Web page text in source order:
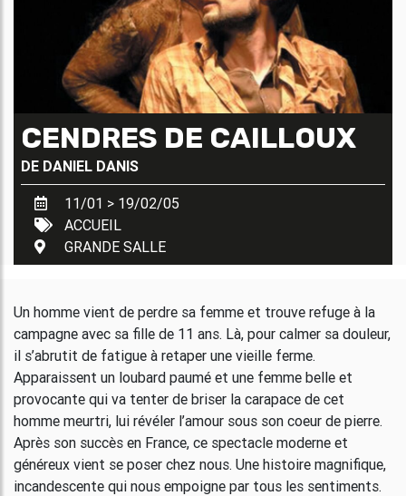
CENDRES DE CAILLOUX
DE DANIEL DANIS
11/01 > 19/02/05
ACCUEIL
GRANDE SALLE
Un homme vient de perdre sa femme et trouve refuge à la
campagne avec sa fille de 11 ans. Là, pour calmer sa douleur,
il s’abrutit de fatigue à retaper une vieille ferme.
Apparaissent un loubard paumé et une femme belle et
provocante qui va tenter de briser la carapace de cet
homme meurtri, lui révéler l’amour sous son coeur de pierre.
Après son succès en France, ce spectacle moderne et
généreux vient se poser chez nous. Une histoire magnifique,
incandescente qui nous empoigne par tous les sentiments.